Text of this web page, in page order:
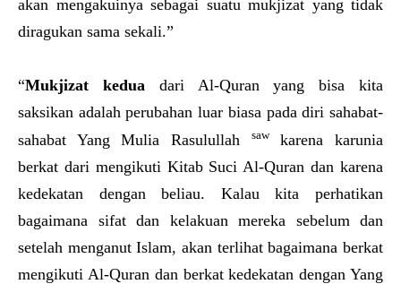
akan mengakuinya sebagai suatu mukjizat yang tidak
diragukan sama sekali.”
“Mukjizat keduadari Al-Quran yang bisa kita
saksikan adalah perubahan luar biasa pada diri sahabat-
sahabat Yang Mulia Rasulullah
sawkarena karunia
berkat dari mengikuti Kitab Suci Al-Quran dan karena
kedekatan dengan beliau. Kalau kita perhatikan
bagaimana sifat dan kelakuan mereka sebelum dan
setelah menganut Islam, akan terlihat bagaimana berkat
mengikuti Al-Quran dan berkat kedekatan dengan Yang